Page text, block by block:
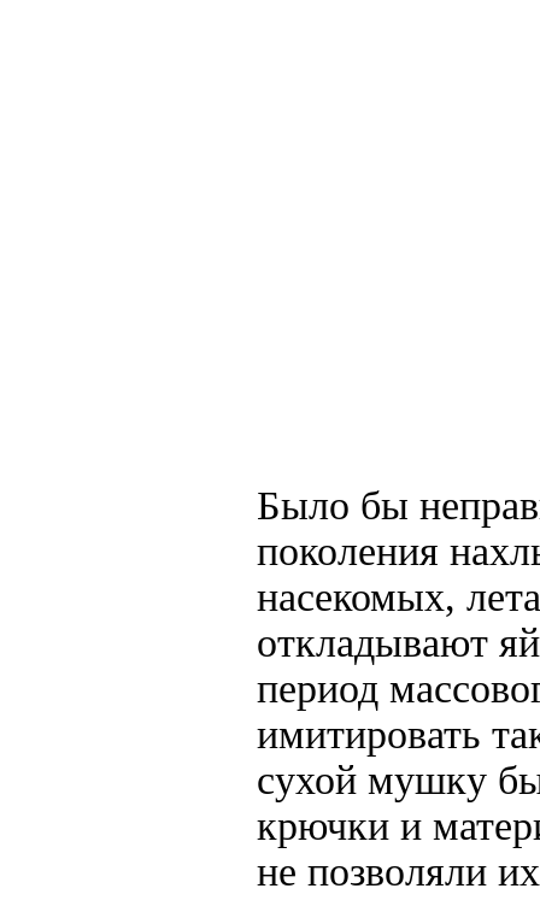
Было бы
поколения
насекомых,
откладывают
период
имитировать
сухой мушку
крючки и
не позволяли